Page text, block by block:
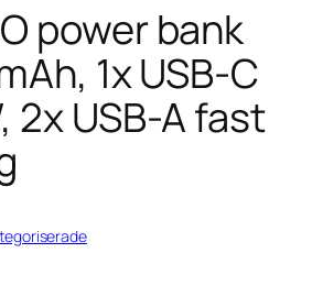
power bank
1x USB-C
2x USB-A fast